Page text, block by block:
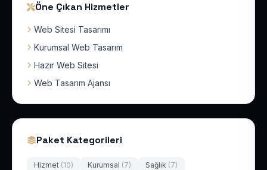
Öne Çıkan Hizmetler
Web Sitesi Tasarımı
Kurumsal Web Tasarım
Hazır Web Sitesi
Web Tasarım Ajansı
Paket Kategorileri
Hizmet (10) Kurumsal (7) Sağlık (7)